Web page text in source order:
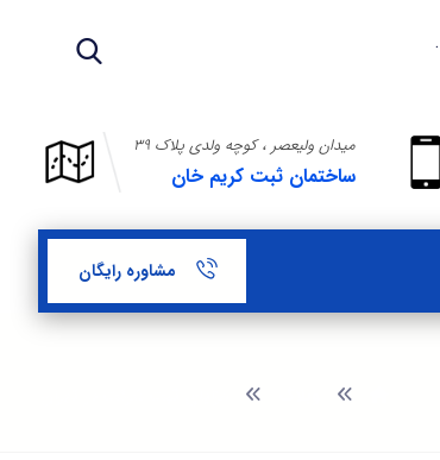
میدان ولیعصر ، کوچه ولدی پلاک ۳۹
ساختمان ثبت کریم خان
مشاوره رایگان